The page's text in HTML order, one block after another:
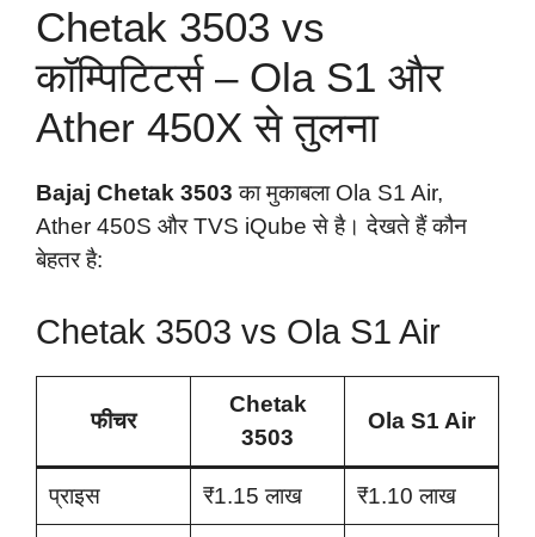
Chetak 3503 vs
कॉम्पिटिटर्स – Ola S1 और
Ather 450X से तुलना
Bajaj Chetak 3503 का मुकाबला Ola S1 Air,
Ather 450S और TVS iQube से है। देखते हैं कौन
बेहतर है:
Chetak 3503 vs Ola S1 Air
फीचर
Chetak
3503
Ola S1 Air
प्राइस ₹1.15 लाख ₹1.10 लाख